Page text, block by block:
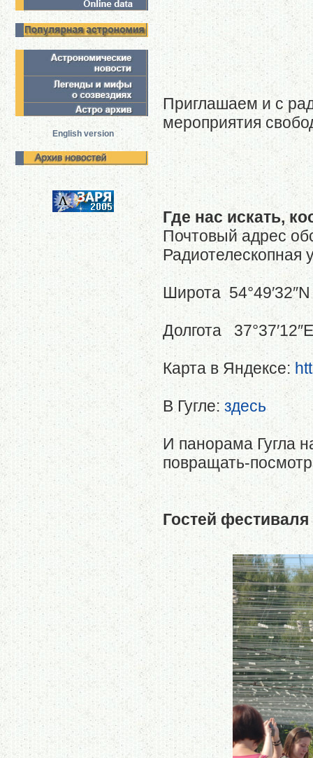
English version
Приглашаем и с
мероприятия
Где нас искать,
Почтовый адрес
Радиотелескопная
Широта
Долгота
Карта в Яндексе:
В Гугле: здесь
И панорама Гугла
повращать-
Гостей